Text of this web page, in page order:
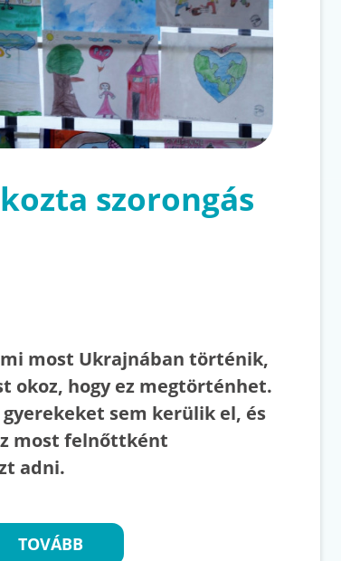
szorongás
most Ukrajnában történik,
okoz, hogy ez megtörténhet.
sem kerülik el, és
most felnőttként
adni.
TOVÁBB